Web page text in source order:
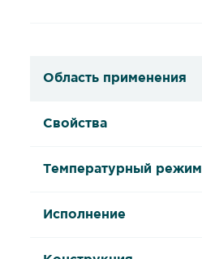
Область применения
Свойства
Температурный режим
Исполнение